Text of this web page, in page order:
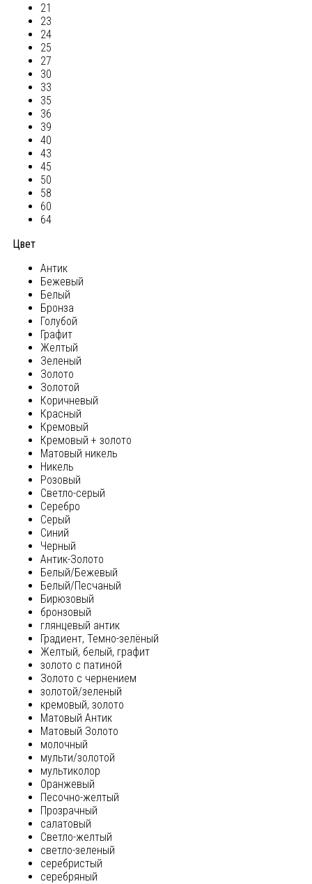
21
23
24
25
27
30
33
35
36
39
40
43
45
50
58
60
64
Цвет
Антик
Бежевый
Белый
Бронза
Голубой
Графит
Желтый
Зеленый
Золото
Золотой
Коричневый
Красный
Кремовый
Кремовый + золото
Матовый никель
Никель
Розовый
Светло-серый
Серебро
Серый
Синий
Черный
Антик-Золото
Белый/Бежевый
Белый/Песчаный
Бирюзовый
бронзовый
глянцевый антик
Градиент, Темно-зелёный
Желтый, белый, графит
золото с патиной
Золото с чернением
золотой/зеленый
кремовый, золото
Матовый Антик
Матовый Золото
молочный
мульти/золотой
мультиколор
Оранжевый
Песочно-желтый
Прозрачный
салатовый
Светло-желтый
светло-зеленый
серебристый
серебряный